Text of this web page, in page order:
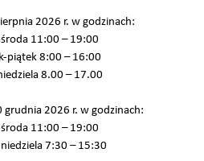
2026 r. w godzinach:
11:00 – 19:00
piątek 8:00 – 16:00
8.00 – 17.00
grudnia 2026 r. w godzinach:
11:00 – 19:00
7:30 – 15:30